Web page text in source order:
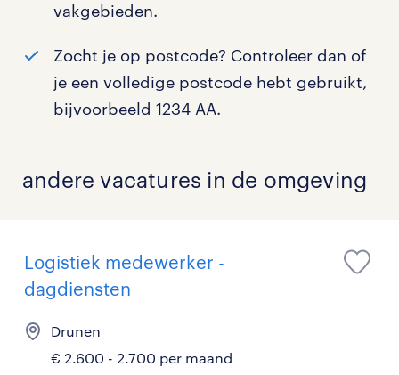
vakgebieden.
Zocht je op postcode? Controleer dan of
je een volledige postcode hebt gebruikt,
bijvoorbeeld 1234 AA.
andere vacatures in de omgeving
Logistiek medewerker -
dagdiensten
Drunen
€ 2.600 - 2.700 per maand